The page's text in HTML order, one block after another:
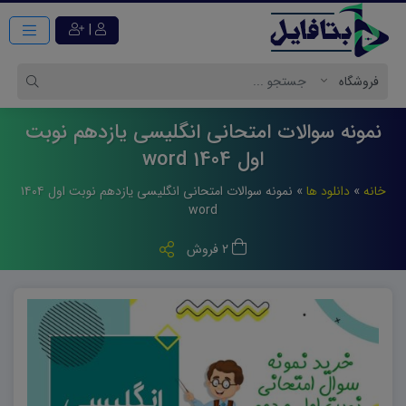
|
نمونه سوالات امتحانی انگلیسی یازدهم نوبت
اول 1404 word
خانه »دانلود ها »
نمونه سوالات امتحانی انگلیسی یازدهم نوبت اول ۱۴۰۴
word